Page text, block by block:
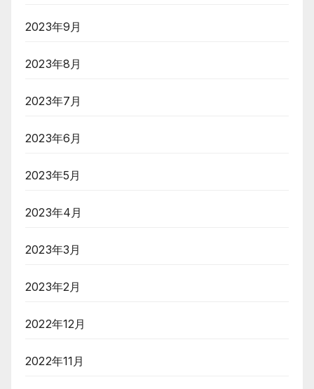
2023年9月
2023年8月
2023年7月
2023年6月
2023年5月
2023年4月
2023年3月
2023年2月
2022年12月
2022年11月